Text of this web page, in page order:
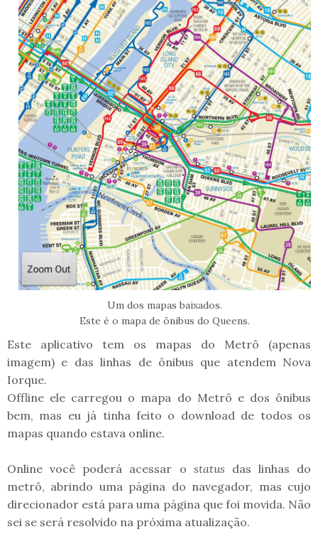
Um dos mapas baixados.
Este é o mapa de ônibus do Queens.
Este aplicativo tem os mapas do Metrô (apenas
imagem) e das linhas de ônibus que atendem Nova
Iorque.
Offline ele carregou o mapa do Metrô e dos ônibus
bem, mas eu já tinha feito o download de todos os
mapas quando estava online.
Online você poderá acessar o status das linhas do
metrô, abrindo uma página do navegador, mas cujo
direcionador está para uma página que foi movida. Não
sei se será resolvido na próxima atualização.